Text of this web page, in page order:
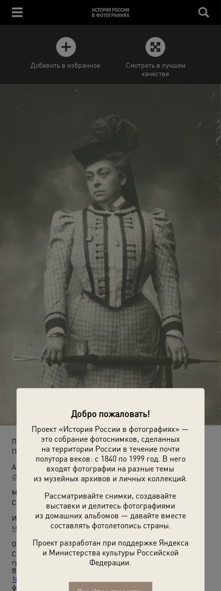
Добро пожаловать!
Проект «История России в фотографиях» —
это собрание фотоснимков, сделанных
на территории России в течение почти
полутора веков: с 1840 по 1999 год. В него
входят фотографии на разные темы
из музейных архивов и личных коллекций.
Рассматривайте снимки, создавайте
выставки и делитесь фотографиями
из домашних альбомов — давайте вместе
составлять фотолетопись страны.
Проект разработан при поддержке Яндекса
и Министерства культуры Российской
Федерации.
Добавить в избранное
Смотреть в лучшем
качестве
Портрет женщины с зонтиком
(1911 - 1917)
Автор:
Фотоателье «К. Е. фон Ган и К°»
Место съемки:
Санкт-Петербургская губ., Царскосельский у., Царское Село
Источники:
МАММ / МДФ
О фотографии:
Санкт-Петербургская губерния – с 1914 года Петроградская
губерния.
Выставки
100 фотографиях»
фотографией.